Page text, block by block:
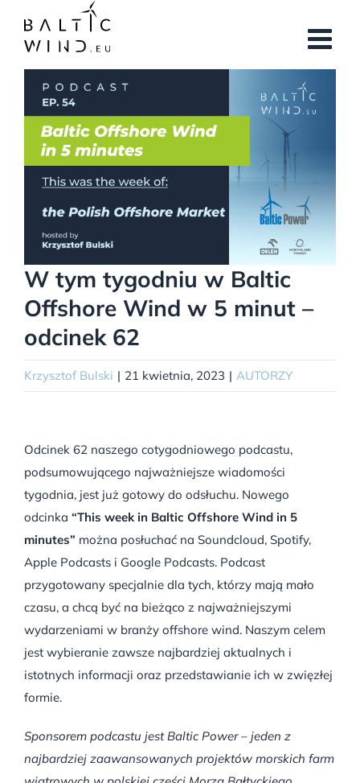
zawartości
Pokaż
większy
obrazek
W tym tygodniu w Baltic
Offshore Wind w 5 minut –
odcinek 62
Krzysztof Bulski | 21 kwietnia, 2023 | AUTORZY
Odcinek 62 naszego cotygodniowego podcastu,
podsumowującego najważniejsze wiadomości
tygodnia, jest już gotowy do odsłuchu. Nowego
odcinka “This week in Baltic Offshore Wind in 5
minutes” można posłuchać na Soundcloud, Spotify,
Apple Podcasts i Google Podcasts. Podcast
przygotowany specjalnie dla tych, którzy mają mało
czasu, a chcą być na bieżąco z najważniejszymi
wydarzeniami w branży offshore wind. Naszym celem
jest wybieranie zawsze najbardziej aktualnych i
istotnych informacji oraz przedstawianie ich w zwięzłej
formie.
Sponsorem podcastu jest Baltic Power – jeden z
najbardziej zaawansowanych projektów morskich farm